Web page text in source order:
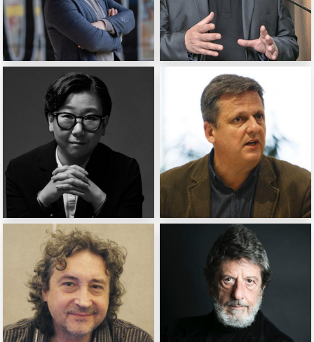
réalisateur
(Slovénie)
Klemen Dvornik
Réalisateur
(Argentine)
Horacio Maldonado
Réalisateur (Corée)
Si Hyun Moon
Scénariste (France)
Yves Nilly